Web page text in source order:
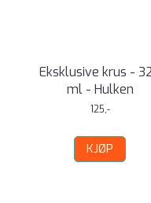
Eksklusive krus -
ml - Hulken
125,-
KJØP